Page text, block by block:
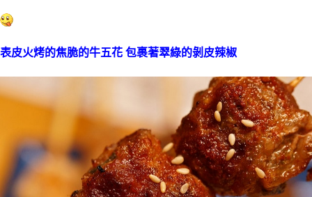
表皮火烤的焦脆的牛五花 包裹著翠綠的剝皮辣椒